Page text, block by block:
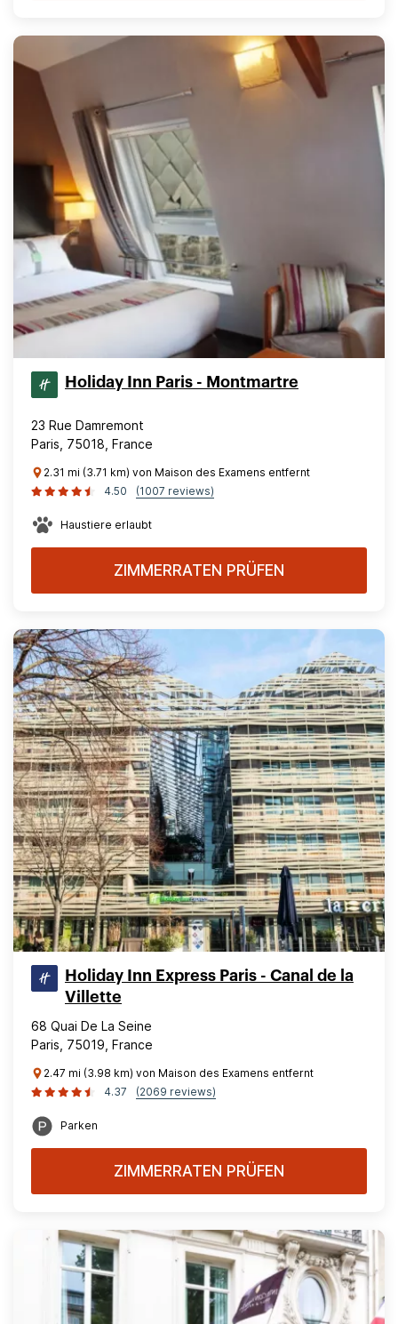
Holiday Inn Paris - Montmartre
23 Rue Damremont
Paris, 75018, France
2.31 mi (3.71 km) von Maison des Examens entfernt
4.50
(1007 reviews)
Haustiere erlaubt
ZIMMERRATEN PRÜFEN
Holiday Inn Express Paris - Canal de la
Villette
68 Quai De La Seine
Paris, 75019, France
2.47 mi (3.98 km) von Maison des Examens entfernt
4.37
(2069 reviews)
Parken
ZIMMERRATEN PRÜFEN